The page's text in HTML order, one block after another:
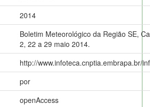
2014
Boletim Meteorológico da Região SE,
2, 22 a 29 maio 2014.
http://www.infoteca.cnptia.embrapa.br/
por
openAccess